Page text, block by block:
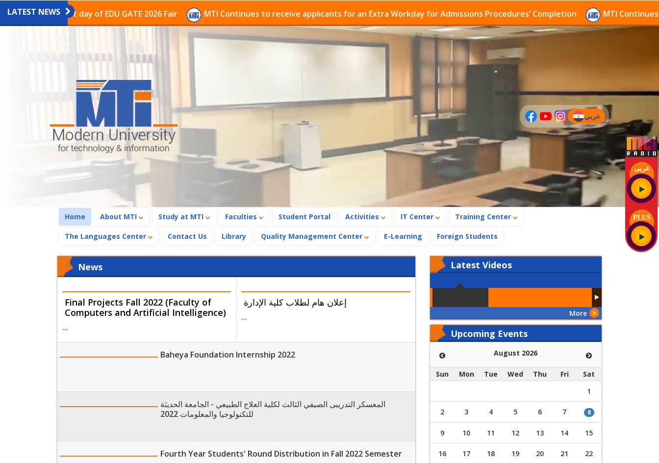
عربى
PLUS
LATEST NEWS
the last day of EDU GATE 2026 Fair MTI Continues to receive applicants for an Extra Workday for Admissions Procedures’ Completion MTI Continues to
عربي
(current)
Home (current)
About MTI Study at MTI Faculties Student Portal Activities IT Center Training Center
The Languages Center Contact Us Library Quality Management Center E-Learning Foreign Students
News
Final Projects Fall 2022 (Faculty of
Computers and Artificial Intelligence)
...
إعلان هام لطلاب كلية الإدارة
...
Baheya Foundation Internship 2022
المعسكر التدريبى الصيفي الثالث لكلية العلاج الطبيعي - الجامعة الحديثة
للتكنولوجيا والمعلومات 2022
Fourth Year Students' Round Distribution in Fall 2022 Semester
Latest Videos
More
Upcoming Events
August 2026
Sun Mon Tue Wed Thu Fri
Sat
1
2 3 4 5 6 7 8
9 10 11 12 13 14 15
16 17 18 19 20 21 22